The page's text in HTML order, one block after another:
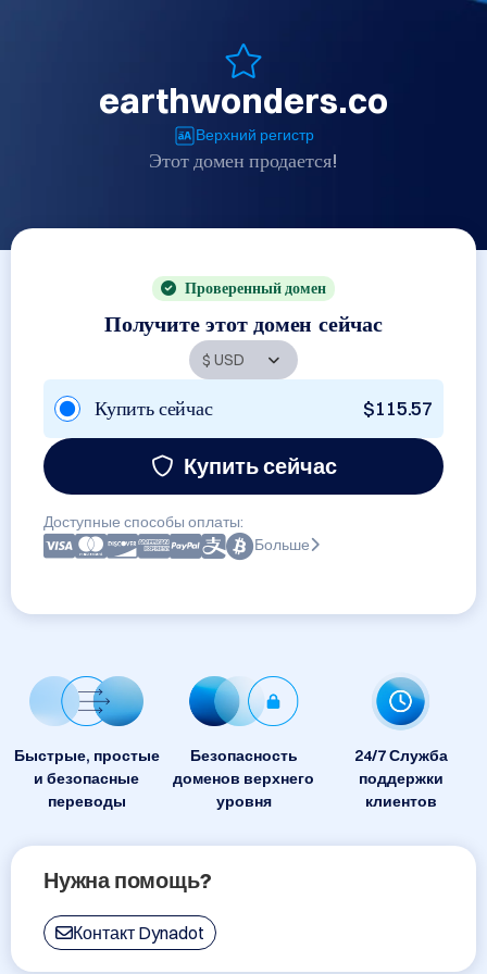
earthwonders.co
Верхний регистр
Этот домен продается!
Проверенный домен
Получите этот домен сейчас
Купить сейчас $115.57
Купить сейчас
Доступные способы оплаты:
Больше
Быстрые, простые
и безопасные
переводы
Безопасность
доменов верхнего
уровня
24/7 Служба
поддержки
клиентов
Нужна помощь?
Контакт Dynadot